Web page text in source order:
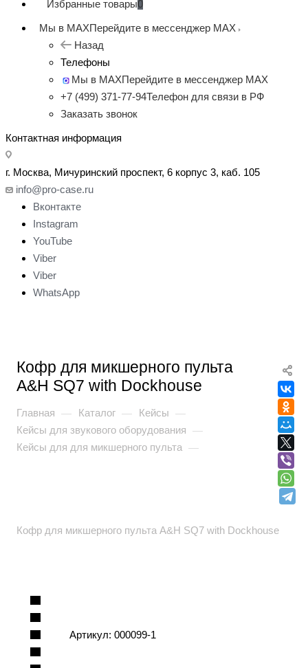
Избранные товары0
Мы в MAXПерейдите в мессенджер MAX
Назад
Телефоны
Мы в MAXПерейдите в мессенджер MAX
+7 (499) 371-77-94Телефон для связи в РФ
Заказать звонок
Контактная информация
г. Москва, Мичуринский проспект, 6 корпус 3, каб. 105
info@pro-case.ru
Вконтакте
Instagram
YouTube
Viber
Viber
WhatsApp
Кофр для микшерного пульта
A&H SQ7 with Dockhouse
Главная — Каталог — Кейсы —
Кейсы для звукового оборудования —
Кейсы для для микшерного пульта —
Кофр для микшерного пульта A&H SQ7 with Dockhouse
Артикул: 000099-1